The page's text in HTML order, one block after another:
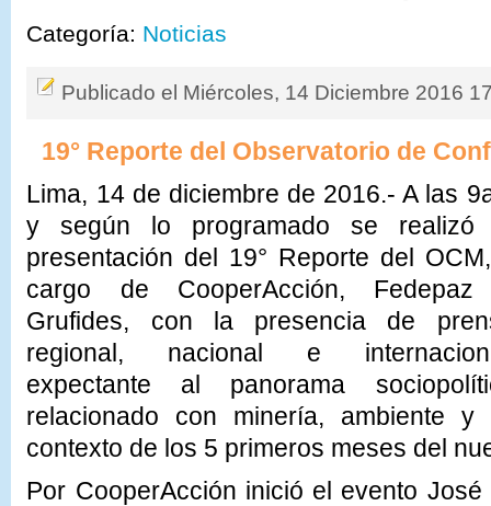
Categoría: Noticias
Publicado el Miércoles, 14 Diciembre 2016
19° Reporte del Observatorio de
Lima, 14 de diciembre de 2016.- A las
y según lo programado se realizó
presentación del 19° Reporte del
cargo de CooperAcción,
Grufides, con la presencia de
regional, nacional e
expectante al panorama
relacionado con minería, ambiente y
contexto de los 5 primeros meses del
Por CooperAcción inició el evento